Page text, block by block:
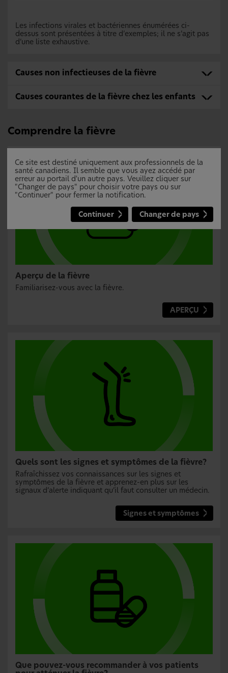
Les infections virales et bactériennes énumérées ci-
dessus sont présentées à titre d’exemples; il ne s’agit pas
d’une liste exhaustive.
Causes non infectieuses de la fièvre
Causes courantes de la fièvre chez les enfants
Comprendre la fièvre
Aperçu de la fièvre
Familiarisez-vous avec la fièvre.
APERÇU
Quels sont les signes et symptômes de la fièvre?
Rafraîchissez vos connaissances sur les signes et
symptômes de la fièvre et apprenez-en plus sur les
signaux d’alerte indiquant qu’il faut consulter un médecin.
Signes et symptômes
Que pouvez-vous recommander à vos patients
Ce site est destiné uniquement aux professionnels de la
santé canadiens. Il semble que vous ayez accédé par
erreur au portail d'un autre pays. Veuillez cliquer sur
"Changer de pays" pour choisir votre pays ou sur
"Continuer" pour fermer la notification.
Continuer Changer de pays